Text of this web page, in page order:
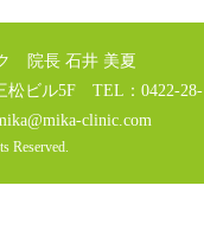
院長 石井 美夏
松ビル5F TEL：0422-28-
clinic.com
Reserved.